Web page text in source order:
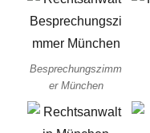
Besprechungszimm
er München